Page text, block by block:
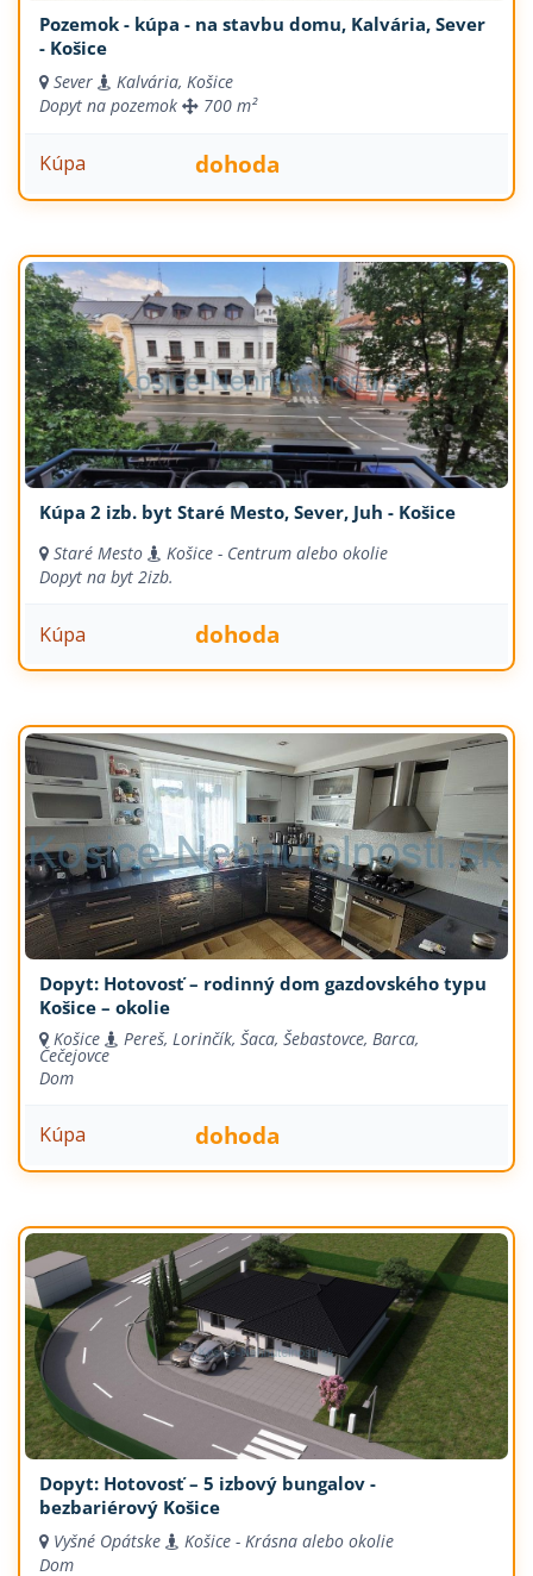
Pozemok - kúpa - na stavbu domu, Kalvária, Sever
- Košice
Sever
Kalvária, Košice
Dopyt na pozemok
700 m²
Kúpa dohoda
Kúpa 2 izb. byt Staré Mesto, Sever, Juh - Košice
Staré Mesto
Košice - Centrum alebo okolie
Dopyt na byt 2izb.
Kúpa dohoda
Dopyt: Hotovosť – rodinný dom gazdovského typu
Košice – okolie
Košice Pereš, Lorinčík, Šaca, Šebastovce, Barca,
Čečejovce
Dom
Kúpa dohoda
Dopyt: Hotovosť – 5 izbový bungalov -
bezbariérový Košice
Vyšné Opátske
Košice - Krásna alebo okolie
Dom